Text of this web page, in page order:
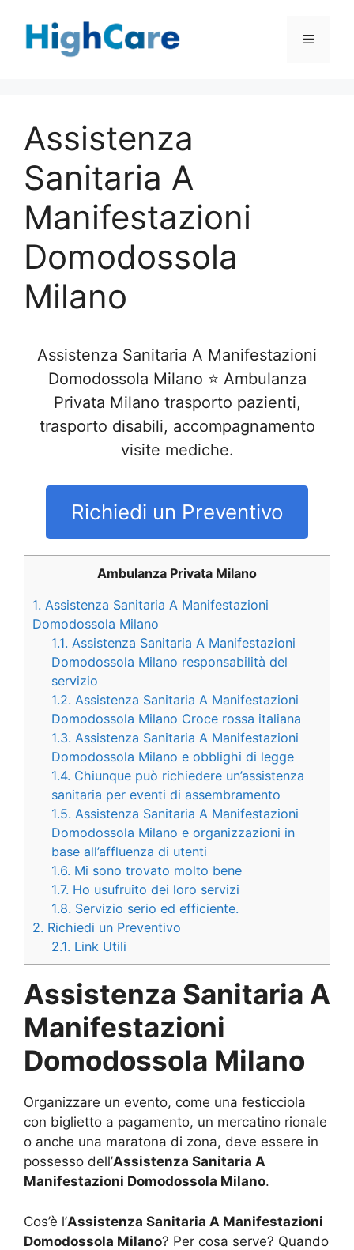
contenuto
Menu
Assistenza
Sanitaria A
Manifestazioni
Domodossola
Milano
Assistenza Sanitaria A Manifestazioni
Domodossola Milano ⭐ Ambulanza
Privata Milano trasporto pazienti,
trasporto disabili, accompagnamento
visite mediche.
Richiedi un Preventivo
Ambulanza Privata Milano
1. Assistenza Sanitaria A Manifestazioni
Domodossola Milano
1.1. Assistenza Sanitaria A Manifestazioni
Domodossola Milano responsabilità del
servizio
1.2. Assistenza Sanitaria A Manifestazioni
Domodossola Milano Croce rossa italiana
1.3. Assistenza Sanitaria A Manifestazioni
Domodossola Milano e obblighi di legge
1.4. Chiunque può richiedere un’assistenza
sanitaria per eventi di assembramento
1.5. Assistenza Sanitaria A Manifestazioni
Domodossola Milano e organizzazioni in
base all’affluenza di utenti
1.6. Mi sono trovato molto bene
1.7. Ho usufruito dei loro servizi
1.8. Servizio serio ed efficiente.
2. Richiedi un Preventivo
2.1. Link Utili
Assistenza Sanitaria A
Manifestazioni
Domodossola Milano
Organizzare un evento, come una festicciola
con biglietto a pagamento, un mercatino rionale
o anche una maratona di zona, deve essere in
possesso dell’Assistenza Sanitaria A
Manifestazioni Domodossola Milano.
Cos’è l’Assistenza Sanitaria A Manifestazioni
Domodossola Milano? Per cosa serve? Quando